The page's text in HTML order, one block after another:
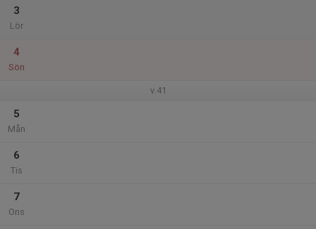
3
Lör
4
Sön
v.41
5
Mån
6
Tis
7
Ons